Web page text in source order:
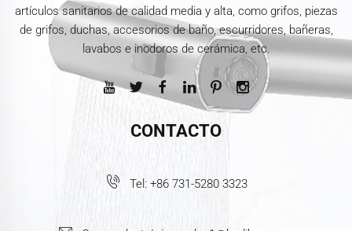
artículos sanitarios de calidad media y alta, como grifos, piezas
de grifos, duchas, accesorios de baño, escurridores, bañeras,
lavabos e inodoros de cerámica, etc.
CONTACTO
Tel: +86 731-5280 3323